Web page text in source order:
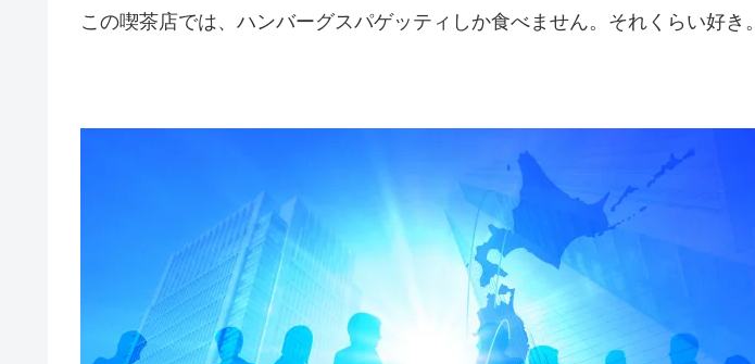
この喫茶店では、ハンバーグスパゲッティしか食べません。それくらい好き。